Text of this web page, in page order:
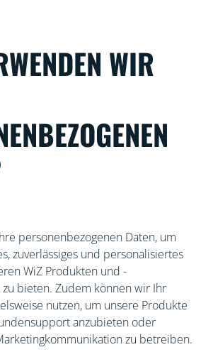
WIR
personenbezogenen Daten, um
zuverlässiges und personalisiertes
WiZ Produkten und -
bieten. Zudem können wir Ihr
nutzen, um unsere Produkte
anzubieten oder
zu betreiben.